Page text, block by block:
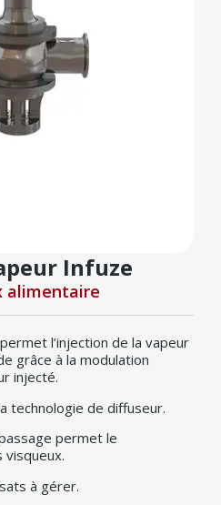
Infuze
alimentaire
l’injection de la vapeur
grâce à la modulation
injecté.
technologie de diffuseur.
permet le
visqueux.
à gérer.